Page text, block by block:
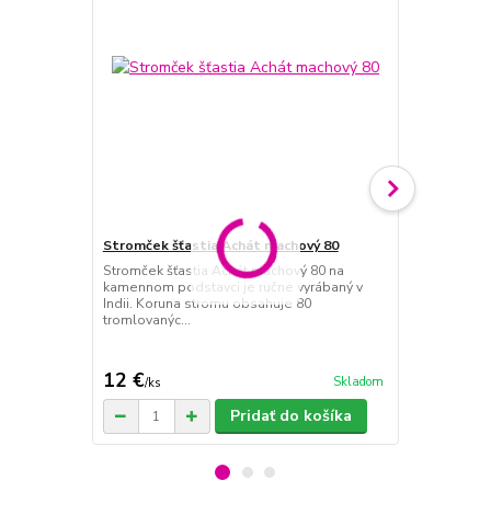
Stromček šťastia Achát machový 80
Stromček šťastia Achát machový 80 na
kamennom podstavci je ručne vyrábaný v
Indii. Koruna stromu obsahuje 80
tromlovanýc...
12 €/ks Skladom
Pridať do košíka